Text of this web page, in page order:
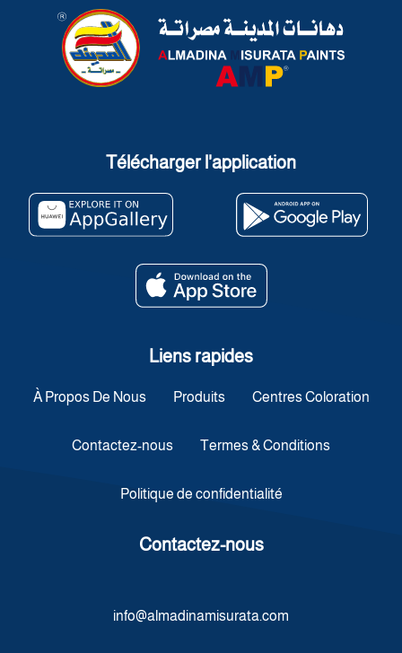
Contactez-nous
info@almadinamisurata.com
Télécharger l'application
Liens rapides
À Propos De Nous Produits Centres Coloration
Contactez-nous Termes & Conditions
Politique de confidentialité